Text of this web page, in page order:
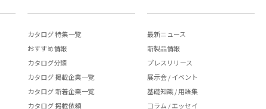
カタログ 特集一覧
おすすめ情報
カタログ分類
カタログ 掲載企業一覧
カタログ 新着企業一覧
カタログ 掲載依頼
最新ニュース
新製品情報
プレスリリース
展示会 / イベント
基礎知識 / 用語集
コラム / エッセイ